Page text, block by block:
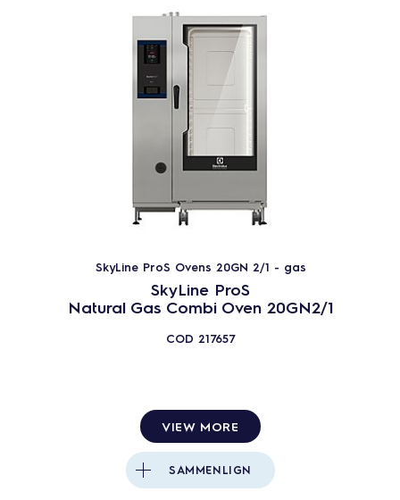
SkyLine ProS Ovens 20GN 2/1 - gas
SkyLine ProS
Natural Gas Combi Oven 20GN2/1
COD 217657
VIEW MORE
SAMMENLIGN